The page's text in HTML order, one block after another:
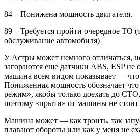
84 – Понижена мощность двигателя.
89 – Требуется пройти очередное ТО
обслуживание автомобиля)
У Астры может немного отличаться,
загораются еще датчики ABS, ESP не
машина всем видом показывает —
Пониженная мощность обозначает
режим», якобы только доехать до
поэтому «прыти» от машины не стоит
Машина может — как троить, так
плавают обороты или как у меня не